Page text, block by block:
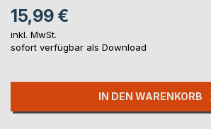
15,99 €
inkl. MwSt.
sofort verfügbar als Download
IN DEN WARENKORB